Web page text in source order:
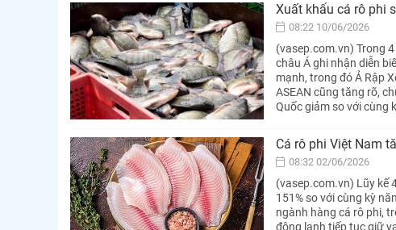
Xuất khẩu cá rô phi
08:22 10/06/2026
(vasep.com.vn) Trong
châu Á ghi nhận diễn
mạnh, trong đó Ả Rập
ASEAN cũng tăng rõ,
Quốc giảm so với cùng
Cá rô phi Việt Nam
08:32 02/06/2026
(vasep.com.vn) Lũy kế
151% so với cùng kỳ
ngành hàng cá rô phi,
đông lạnh tiếp tục giữ